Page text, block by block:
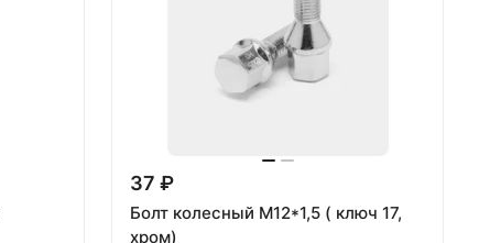
37 ₽
Болт колесный М12*1,5 ( ключ 17,
хром)